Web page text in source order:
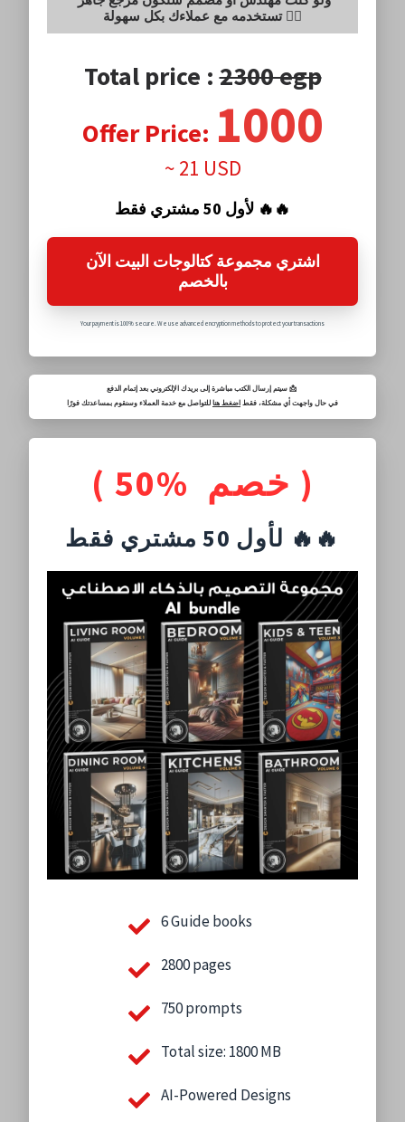
تستخدمه مع عملاءك بكل سهولة 👷‍♂️
Total price :2300 egp
Offer Price: 1000
~ 21 USD
لأول 50 مشتري فقط 🔥🔥
اشتري مجموعة كتالوجات البيت الآن
بالخصم
Your payment is 100% secure. We use advanced encryption methods to protect your transactions
سيتم إرسال الكتب مباشرة إلى بريدك الإلكتروني بعد إتمام الدفع 📩
في حال واجهت أي مشكلة، فقط اضغط هنا للتواصل مع خدمة العملاء وسنقوم بمساعدتك فورًا
( خصم %50 )
لأول 50 مشتري فقط 🔥🔥
6 Guide books
2800 pages
750 prompts
Total size: 1800 MB
AI-Powered Designs